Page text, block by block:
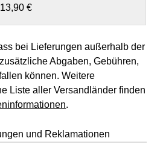
13,90 €
bei Lieferungen außerhalb der
Abgaben, Gebühren,
können. Weitere
Liste aller Versandländer finden
.
und Reklamationen